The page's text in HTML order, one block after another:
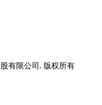
有限公司. 版权所有